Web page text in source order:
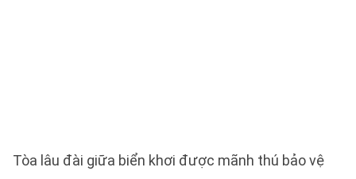
Tòa lâu đài giữa biển khơi được mãnh thú bảo vệ